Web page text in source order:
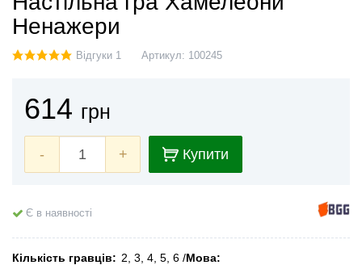
Ненажери
Відгуки 1 Артикул: 100245
614 грн
- + Купити
Є в наявності
Кількість гравців 2, 3, 4, 5, 6 Мова